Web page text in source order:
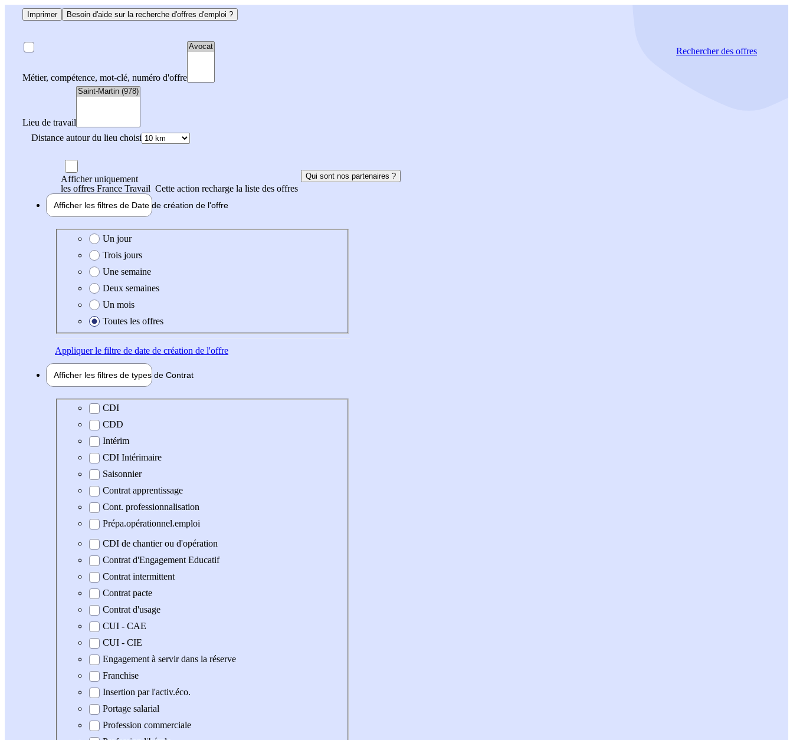
Imprimer Besoin d'aide sur la recherche d'offres d'emploi ?
Métier, compétence, mot-clé, numéro d'offre
Lieu de travail
Distance autour du lieu choisi
Rechercherdes offres
Afficher uniquement
les offres France Travail Cette action recharge la liste des offres
Qui sont nos partenaires ?
Afficher les filtres de Date de création de l'offre
Date de création de l'offre
Un jour
Trois jours
Une semaine
Deux semaines
Un mois
Toutes les offres
Appliquerle filtre de date de création de l'offre
Afficher les filtres de types de Contrat
Type de contrat
CDI
CDD
Intérim
CDI Intérimaire
Saisonnier
Contrat apprentissage
Cont. professionnalisation
Prépa.opérationnel.emploi
CDI de chantier ou d'opération
Contrat d'Engagement Educatif
Contrat intermittent
Contrat pacte
Contrat d'usage
CUI - CAE
CUI - CIE
Engagement à servir dans la réserve
Franchise
Insertion par l'activ.éco.
Portage salarial
Profession commerciale